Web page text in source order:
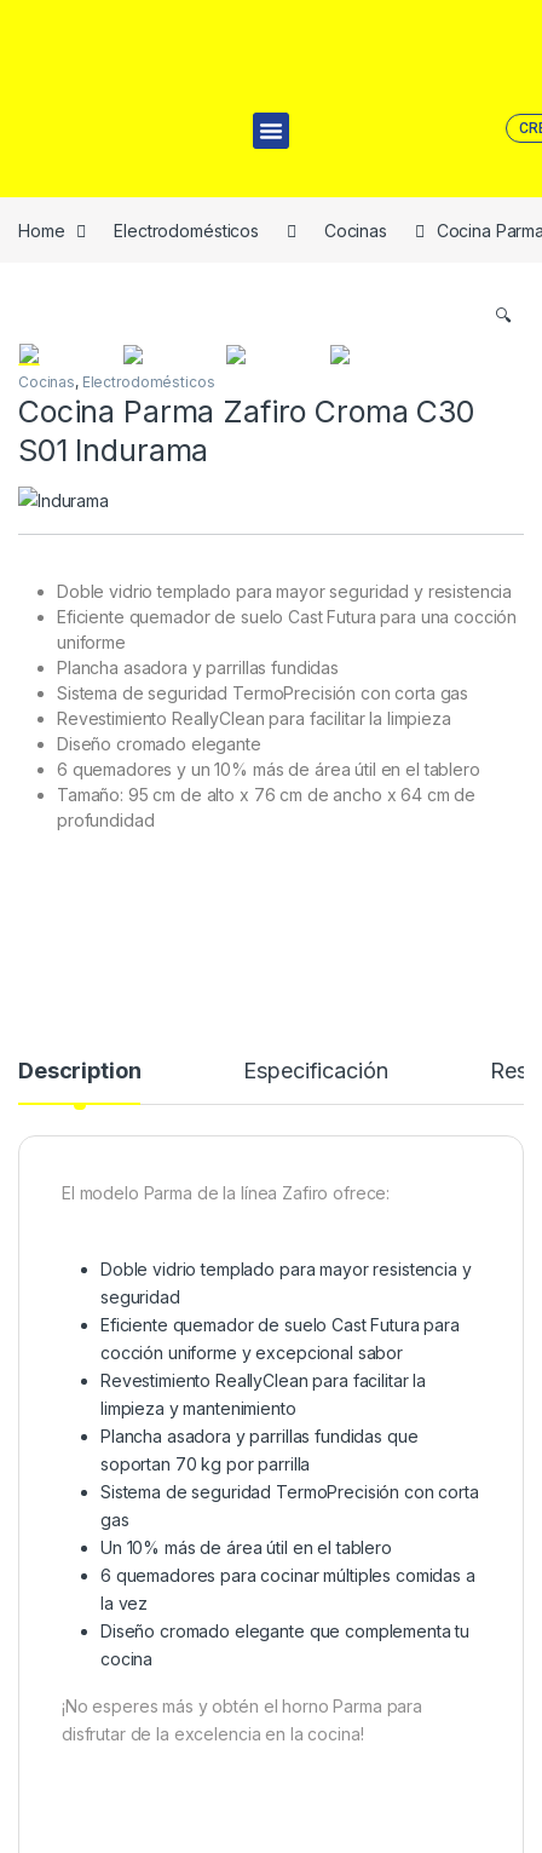
Home Electrodomésticos Cocinas Cocina
🔍
Cocinas, Electrodomésticos
Cocina Parma Zafiro Croma C30
S01 Indurama
Doble vidrio templado para mayor seguridad y resistencia
Eficiente quemador de suelo Cast Futura para una cocción
uniforme
Plancha asadora y parrillas fundidas
Sistema de seguridad TermoPrecisión con corta gas
Revestimiento ReallyClean para facilitar la limpieza
Diseño cromado elegante
6 quemadores y un 10% más de área útil en el tablero
Tamaño: 95 cm de alto x 76 cm de ancho x 64 cm de
profundidad
Description Especificación
El modelo Parma de la línea Zafiro ofrece:
Doble vidrio templado para mayor resistencia y
seguridad
Eficiente quemador de suelo Cast Futura para
cocción uniforme y excepcional sabor
Revestimiento ReallyClean para facilitar la
limpieza y mantenimiento
Plancha asadora y parrillas fundidas que
soportan 70 kg por parrilla
Sistema de seguridad TermoPrecisión con corta
gas
Un 10% más de área útil en el tablero
6 quemadores para cocinar múltiples comidas a
la vez
Diseño cromado elegante que complementa tu
cocina
¡No esperes más y obtén el horno Parma para
disfrutar de la excelencia en la cocina!